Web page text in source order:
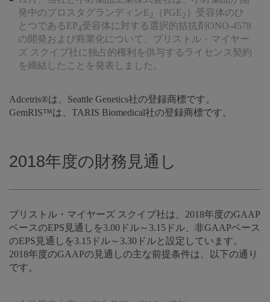
発中のプロスタグランディンE2 （PGE2 ）受容体のひ
とつであるEP4受容体に対する選択的拮抗剤ONO-4578
の開発および商業化について、ブリストル・マイヤー
ズ スクイブ社に独占的権利を供与するライセンス契約
を締結したことを発表しました。
Adcetris®は、Seattle Genetics社の登録商標です。
GemRIS™は、TARIS Biomedical社の登録商標です。
2018年度の財務見通し
ブリストル・マイヤーズ スクイブ社は、2018年度のGAAP
ベースのEPS見通しを3.00ドル～3.15ドル、非GAAPベース
のEPS見通しを3.15ドル～3.30ドルと設定しています。
2018年度のGAAPの見通しの主な前提条件は、以下の通り
です。